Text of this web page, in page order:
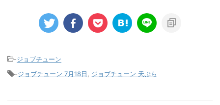
-ジョブチューン
-ジョブチューン 7月18日 ジョブチューン 天ぷら